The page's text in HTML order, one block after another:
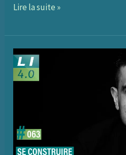
064
Adopter
une
approche
placements,
avec
Lire la suite »